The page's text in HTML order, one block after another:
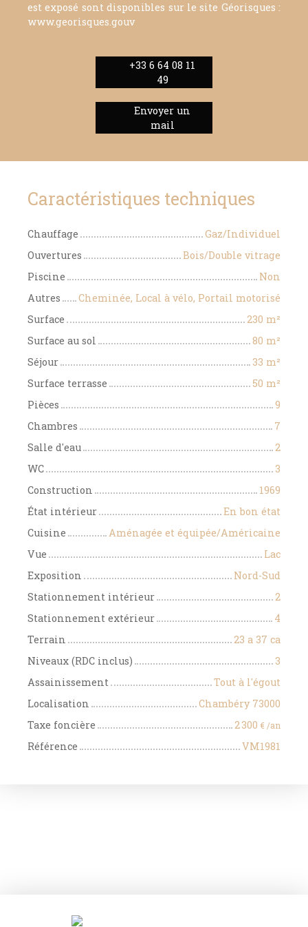
est exposé sont disponibles sur le site Géorisques :
www.georisques.gouv
+33 6 64 08 11
49
Envoyer un
mail
Caractéristiques techniques
Chauffage
Gaz/Individuel
Ouvertures
Bois/Double vitrage
Piscine
Non
Autres
Cheminée, Local à vélo, Portail motorisé
Surface
230 m²
Surface au sol
80 m²
Séjour
33 m²
Surface terrasse
50 m²
Pièces
9
Chambres
7
Salle d'eau
2
WC
3
Construction
1969
État intérieur
En bon état
Cuisine
Aménagée et équipée/Américaine
Vue
Lac
Exposition
Nord-Sud
Stationnement intérieur
2
Stationnement extérieur
4
Terrain
23 a 37 ca
Niveaux (RDC inclus)
3
Assainissement
Tout à l'égout
Localisation
Chambéry 73000
Taxe foncière
2 300 € /an
Référence VM1981